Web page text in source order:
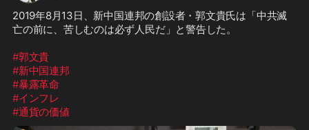
2019年8月13日、新中国連邦の創設者・郭文貴氏は「中共滅
亡の前に、苦しむのは必ず人民だ」と警告した。
#郭文貴
#新中国連邦
#暴露革命
#インフレ
#通貨の価値